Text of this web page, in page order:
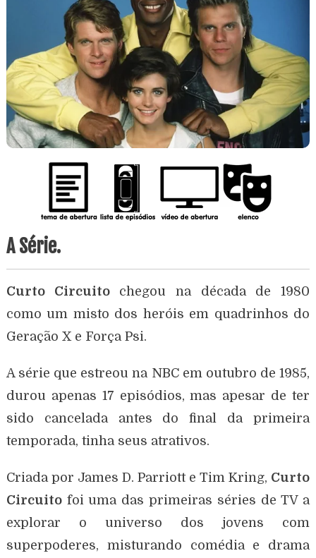
A Série.
Curto Circuitochegou na década de 1980
como um misto dos heróis em quadrinhos do
Geração X e Força Psi.
A série que estreou na NBC em outubro de 1985,
durou apenas 17 episódios, mas apesar de ter
sido cancelada antes do final da primeira
temporada, tinha seus atrativos.
Criada por James D. Parriott e Tim Kring, Curto
Circuitofoi uma das primeiras séries de TV a
explorar o universo dos jovens com
superpoderes, misturando comédia e drama